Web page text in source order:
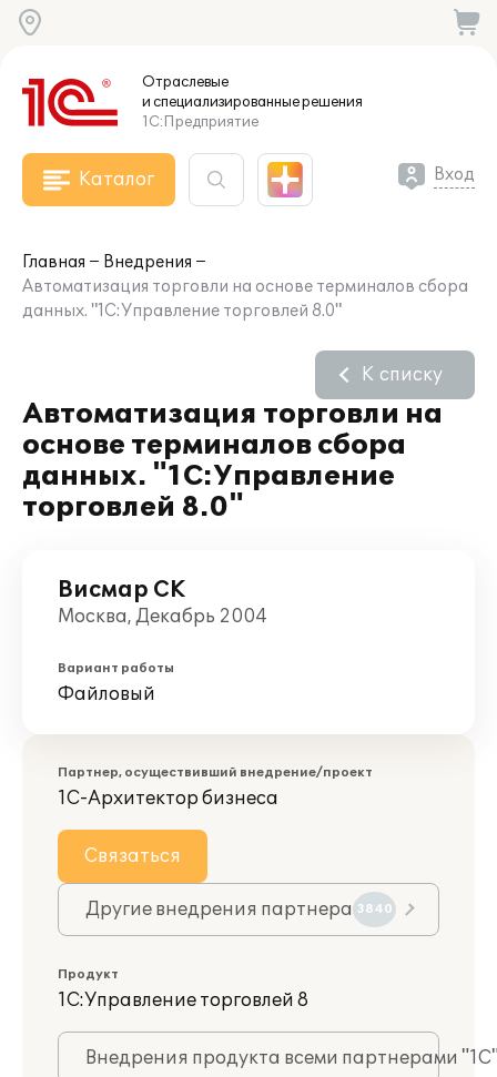
Отраслевые
и специализированныерешения
1С:Предприятие
Каталог Вход
Главная
Внедрения
Автоматизация торговли на основе терминалов сбора
данных. "1С:Управление торговлей 8.0"
Автоматизация торговли на
основе терминалов сбора
данных. "1С:Управление
торговлей 8.0"
К списку
Висмар СК
Москва, Декабрь 2004
Вариант работы
Файловый
Партнер, осуществивший внедрение/проект
1С-Архитектор бизнеса
Связаться
Другие внедрения партнера 3840
Продукт
1С:Управление торговлей 8
Внедрения продукта всеми партнерами